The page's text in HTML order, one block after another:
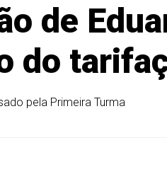
de
do
pela Primeira Turma